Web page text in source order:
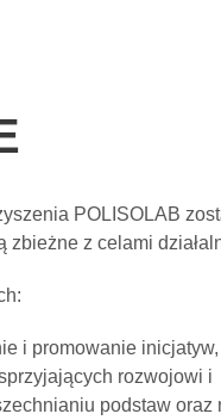
POLISOLAB
zbieżne z celami
i promowanie
rozwojowi i
podstaw oraz